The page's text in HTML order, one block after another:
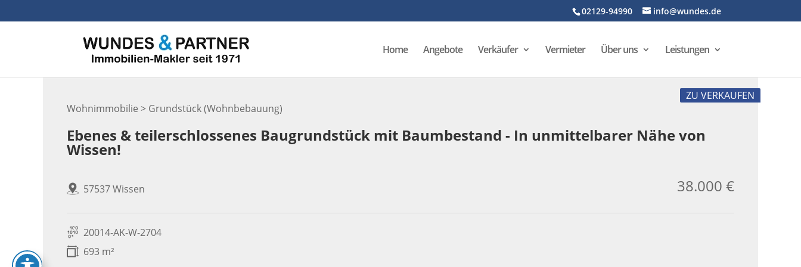
02129-94990 info@wundes.de
Home Angebote Verkäufer Vermieter Über uns Leistungen
Wohnimmobilie > Grundstück (Wohnbebauung)
ZU VERKAUFEN
Ebenes & teilerschlossenes Baugrundstück mit Baumbestand - In unmittelbarer Nähe von
Wissen!
57537 Wissen 38.000 €
20014-AK-W-2704
693 m²